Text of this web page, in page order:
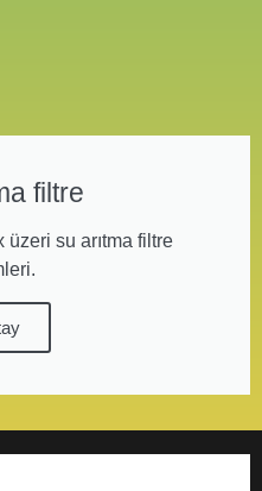
filtre
su arıtma filtre